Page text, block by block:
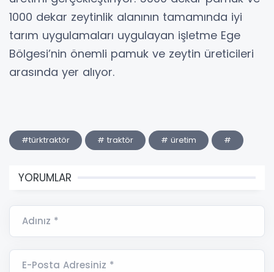
1000 dekar zeytinlik alanının tamamında iyi
tarım uygulamaları uygulayan işletme Ege
Bölgesi’nin önemli pamuk ve zeytin üreticileri
arasında yer alıyor.
#türktraktör # traktör # üretim #
YORUMLAR
Adınız *
E-Posta Adresiniz *